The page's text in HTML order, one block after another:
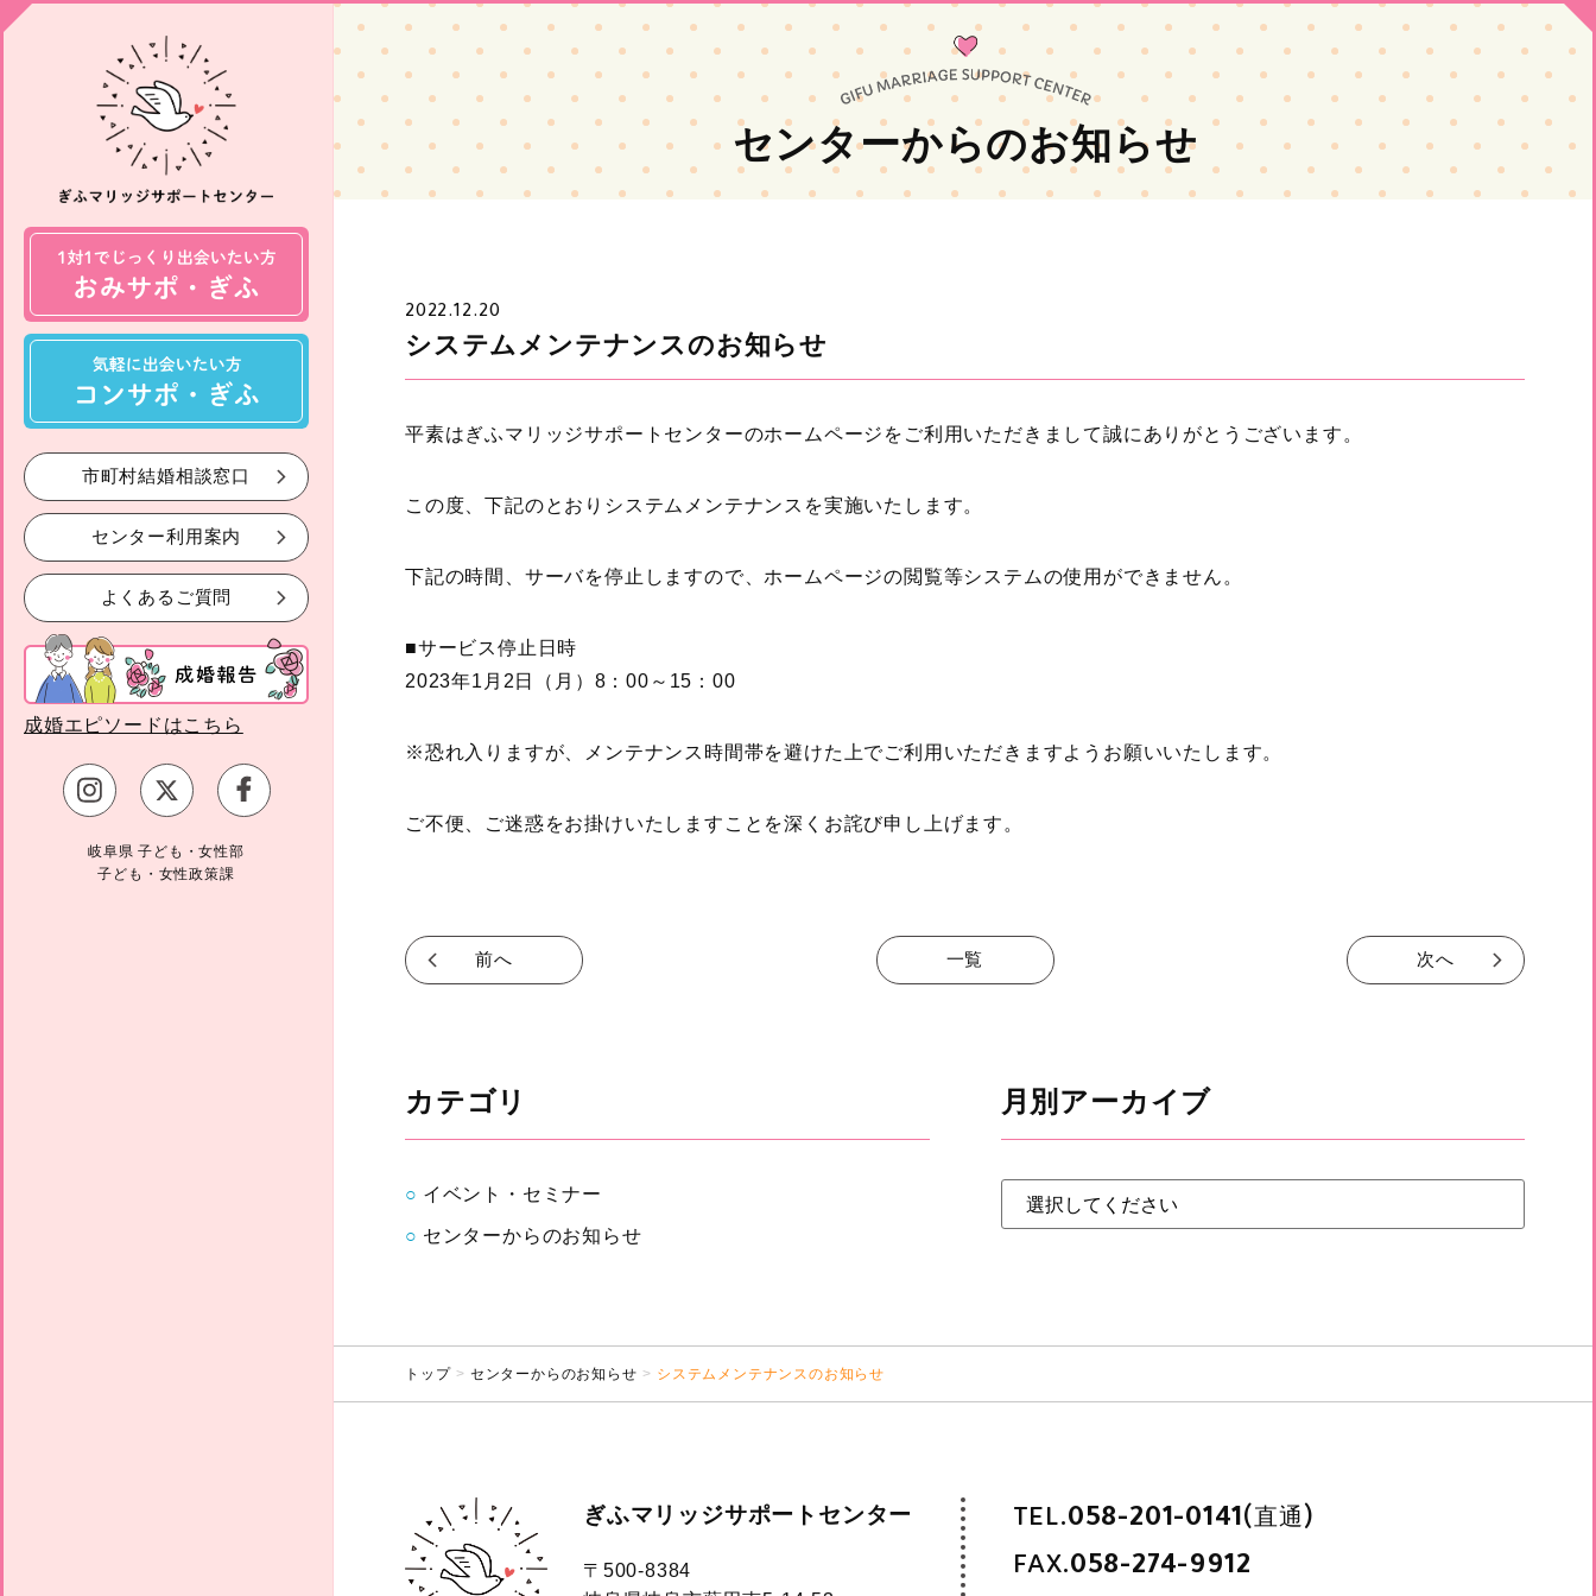
市町村結婚相談窓口
センター利用案内
よくあるご質問
成婚エピソードはこちら
岐阜県 子ども・女性部
子ども・女性政策課
センターからのお知らせ
2022.12.20
システムメンテナンスのお知らせ
平素はぎふマリッジサポートセンターのホームページをご利用いただきまして誠にありがとうございます。
この度、下記のとおりシステムメンテナンスを実施いたします。
下記の時間、サーバを停止しますので、ホームページの閲覧等システムの使用ができません。
■サービス停止日時
2023年1月2日（月）8：00～15：00
※恐れ入りますが、メンテナンス時間帯を避けた上でご利用いただきますようお願いいたします。
ご不便、ご迷惑をお掛けいたしますことを深くお詫び申し上げます。
前へ 一覧 次へ
カテゴリ
イベント・セミナー
センターからのお知らせ
月別アーカイブ
トップ センターからのお知らせ システムメンテナンスのお知らせ
ぎふマリッジサポートセンター
〒500-8384
TEL.058-201-0141(直通)
FAX.058-274-9912